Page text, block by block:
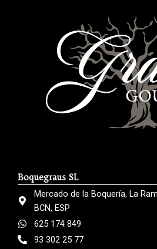
Boquegraus SL
Mercado de la Boquería, La
BCN, ESP
625 174 849
93 302 25 77